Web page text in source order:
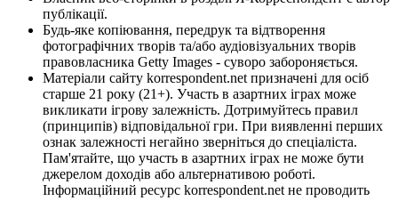
публікації.
Будь-яке копіювання, передрук та відтворення
фотографічних творів та/або аудіовізуальних творів
правовласника Getty Images - суворо забороняється.
Матеріали сайту korrespondent.net призначені для осіб
старше 21 року (21+). Участь в азартних іграх може
викликати ігрову залежність. Дотримуйтесь правил
(принципів) відповідальної гри. При виявленні перших
ознак залежності негайно зверніться до спеціаліста.
Пам'ятайте, що участь в азартних іграх не може бути
джерелом доходів або альтернативою роботі.
Інформаційний ресурс korrespondent.net не проводить